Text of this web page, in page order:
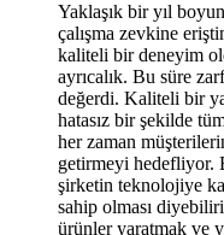
Yaklaşık bir yıl
çalışma zevkine
kaliteli bir deneyim
ayrıcalık. Bu süre
değerdi. Kaliteli bir
hatasız bir şekilde
her zaman
getirmeyi hedefliyor.
şirketin teknolojiye
sahip olması
ürünler yaratmak ve